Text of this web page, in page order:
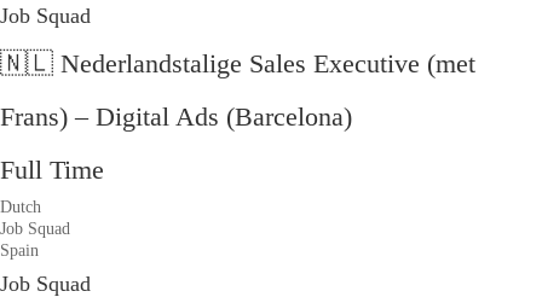
Job Squad
🇳🇱 Nederlandstalige Sales Executive (met
Frans) – Digital Ads (Barcelona)
Full Time
Dutch
Job Squad
Spain
Job Squad